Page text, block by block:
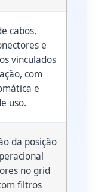
cabos,
e
vinculados
com
e
uso.
da posição
no grid
filtros